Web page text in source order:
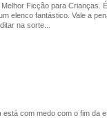
Ficção para Crianças.
elenco fantástico. Vale a
na sorte...
com medo com o fim da